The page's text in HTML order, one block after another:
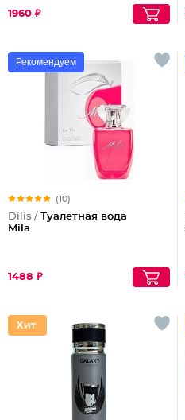
1960 ₽
Рекомендуем
(10)
Dilis / Туалетная вода
Mila
1488 ₽